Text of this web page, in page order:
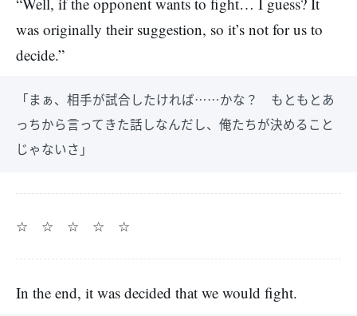
was originally their suggestion, so it’s not for us to
decide.”
「まぁ、相手が試合したければ……かな？ もともとあ
っちから言ってきた話しなんだし、俺たちが決めること
じゃないさ」
☆ ☆ ☆ ☆ ☆
In the end, it was decided that we would fight.